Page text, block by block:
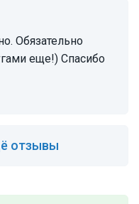
еще!) Спасибо
отзывы